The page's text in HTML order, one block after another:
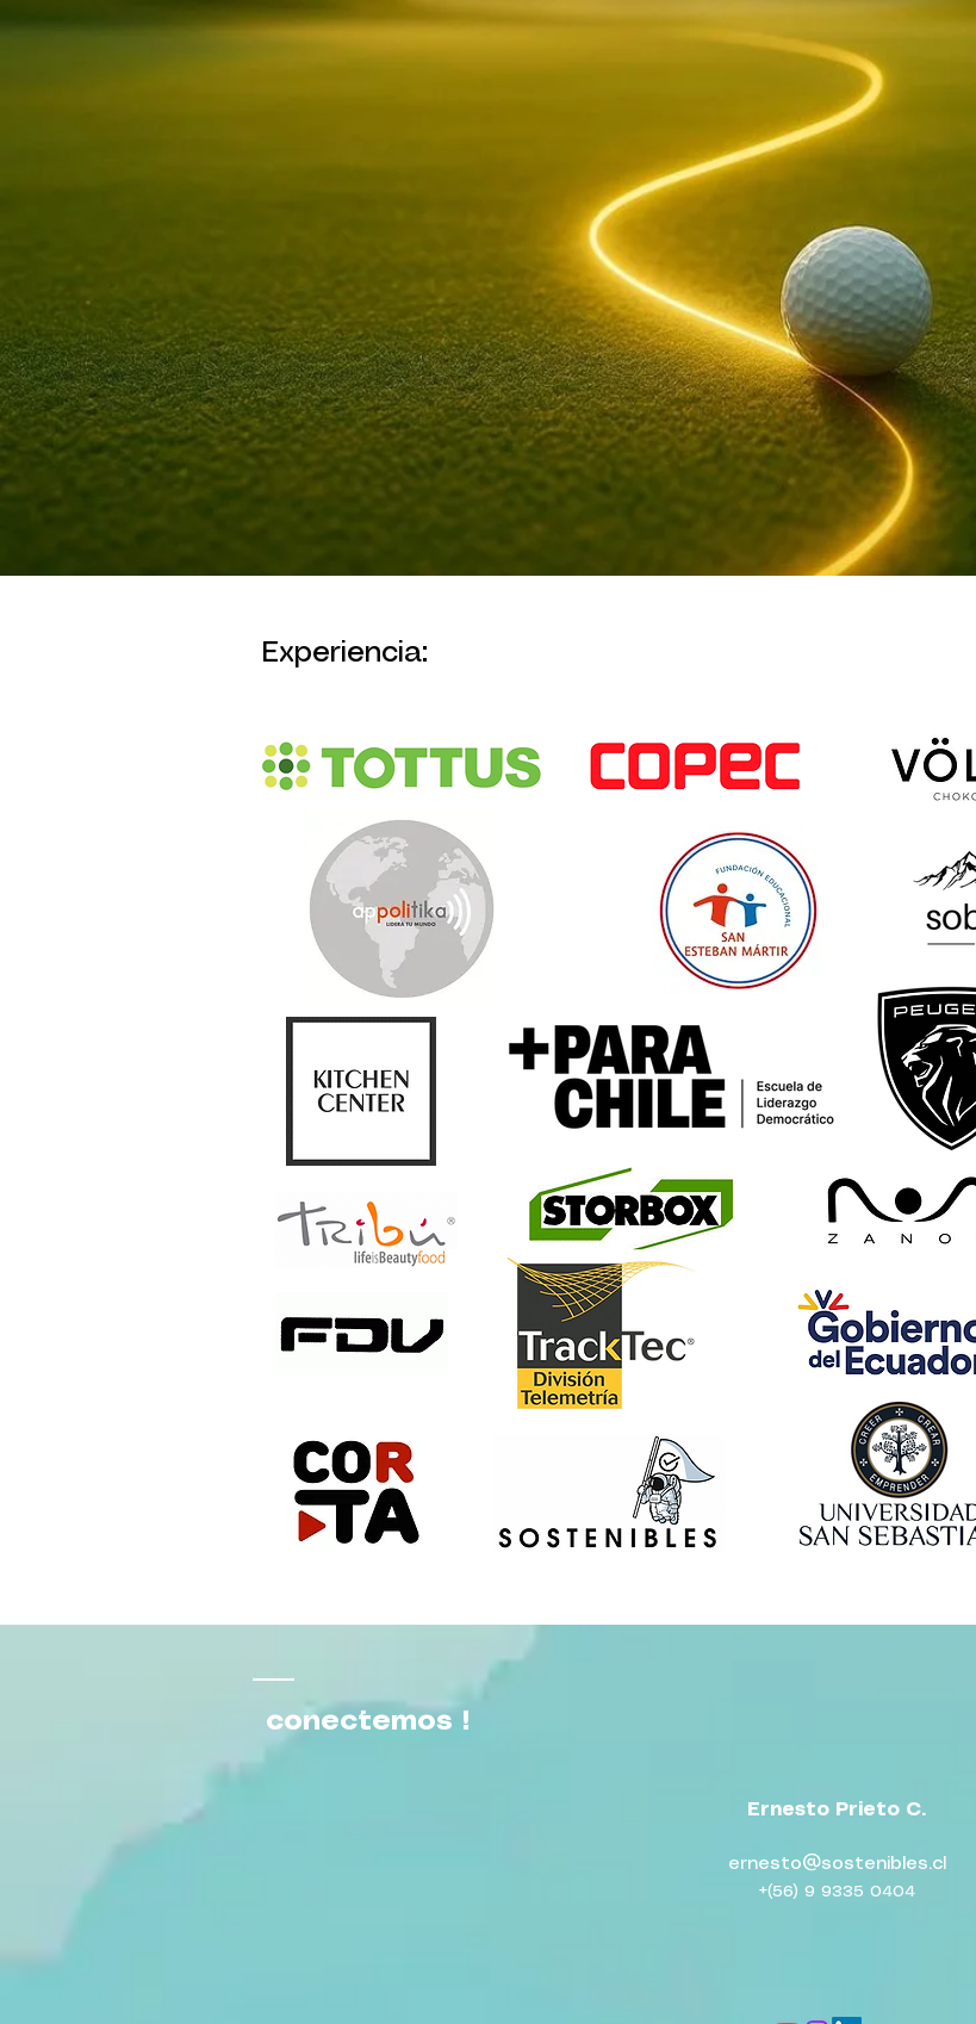
Experiencia:
conectemos !
Ernesto Prieto C.
ernesto@sostenibles.cl
+(56) 9 9335 0404